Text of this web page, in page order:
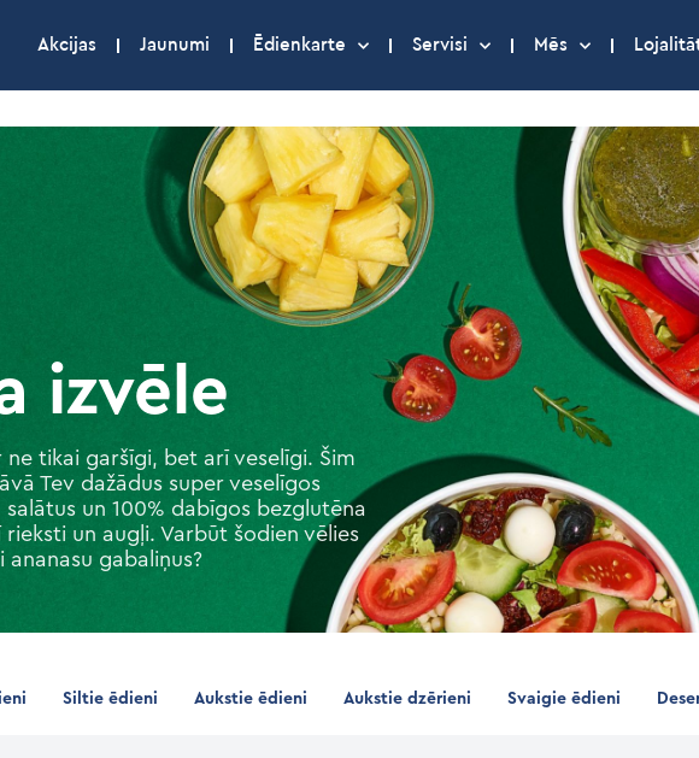
Akcijas Jaunumi Ēdienkarte Servisi Mēs
izvēle
ne tikai garšīgi, bet arī veselīgi. Šim
Tev dažādus super veselīgos
un 100% dabīgos bezglutēna
rieksti un augļi. Varbūt šodien vēlies
gabaliņus?
Siltie ēdieni Aukstie ēdieni Aukstie dzērieni Svaigie ēdieni